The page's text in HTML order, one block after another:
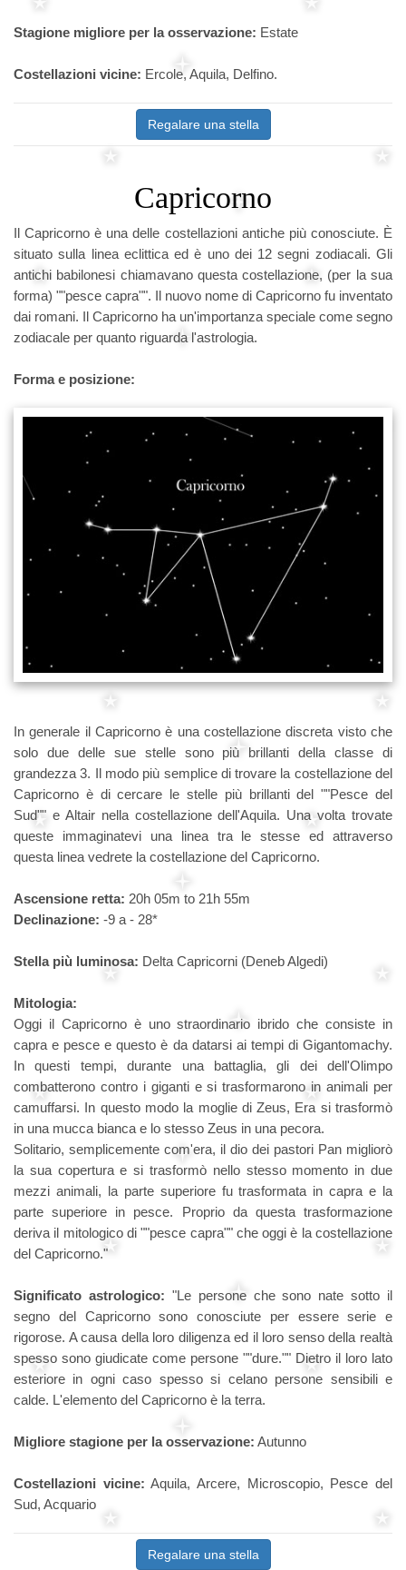
Stagione migliore per la osservazione: Estate
Costellazioni vicine: Ercole, Aquila, Delfino.
Regalare una stella
Capricorno
Il Capricorno è una delle costellazioni antiche più conosciute. È
situato sulla linea eclittica ed è uno dei 12 segni zodiacali. Gli
antichi babilonesi chiamavano questa costellazione, (per la sua
forma) ""pesce capra"". Il nuovo nome di Capricorno fu inventato
dai romani. Il Capricorno ha un'importanza speciale come segno
zodiacale per quanto riguarda l'astrologia.
Forma e posizione:
In generale il Capricorno è una costellazione discreta visto che
solo due delle sue stelle sono più brillanti della classe di
grandezza 3. Il modo più semplice di trovare la costellazione del
Capricorno è di cercare le stelle più brillanti del ""Pesce del
Sud"" e Altair nella costellazione dell'Aquila. Una volta trovate
queste immaginatevi una linea tra le stesse ed attraverso
questa linea vedrete la costellazione del Capricorno.
Ascensione retta: 20h 05m to 21h 55m
Declinazione: -9 a - 28*
Stella più luminosa: Delta Capricorni (Deneb Algedi)
Mitologia:
Oggi il Capricorno è uno straordinario ibrido che consiste in
capra e pesce e questo è da datarsi ai tempi di Gigantomachy.
In questi tempi, durante una battaglia, gli dei dell'Olimpo
combatterono contro i giganti e si trasformarono in animali per
camuffarsi. In questo modo la moglie di Zeus, Era si trasformò
in una mucca bianca e lo stesso Zeus in una pecora.
Solitario, semplicemente com'era, il dio dei pastori Pan migliorò
la sua copertura e si trasformò nello stesso momento in due
mezzi animali, la parte superiore fu trasformata in capra e la
parte superiore in pesce. Proprio da questa trasformazione
deriva il mitologico di ""pesce capra"" che oggi è la costellazione
del Capricorno."
Significato astrologico: "Le persone che sono nate sotto il
segno del Capricorno sono conosciute per essere serie e
rigorose. A causa della loro diligenza ed il loro senso della realtà
spesso sono giudicate come persone ""dure."" Dietro il loro lato
esteriore in ogni caso spesso si celano persone sensibili e
calde. L'elemento del Capricorno è la terra.
Migliore stagione per la osservazione: Autunno
Costellazioni vicine: Aquila, Arcere, Microscopio, Pesce del
Sud, Acquario
Regalare una stella